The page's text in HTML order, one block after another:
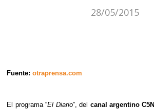
28/05/2015
Fuente:otraprensa.com
El programa “El Diario”, del canal argentino C5N